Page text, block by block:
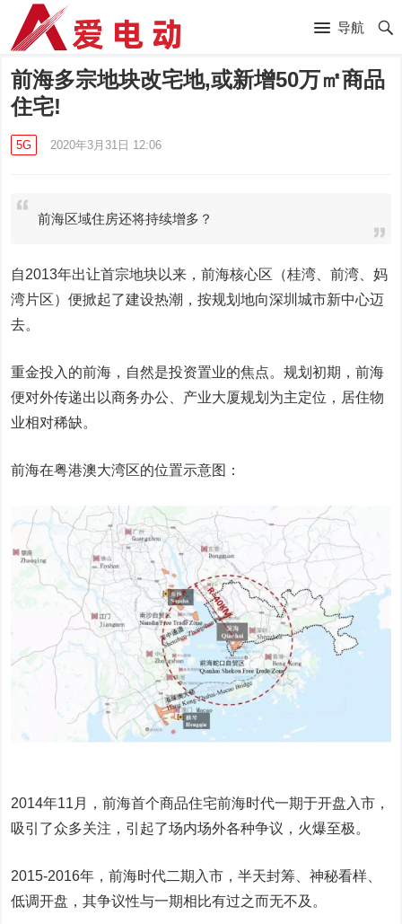
导航
前海多宗地块改宅地,或新增50万㎡商品
住宅!
5G 2020年3月31日 12:06
前海区域住房还将持续增多？
自2013年出让首宗地块以来，前海核心区（桂湾、前湾、妈
湾片区）便掀起了建设热潮，按规划地向深圳城市新中心迈
去。
重金投入的前海，自然是投资置业的焦点。规划初期，前海
便对外传递出以商务办公、产业大厦规划为主定位，居住物
业相对稀缺。
前海在粤港澳大湾区的位置示意图：
2014年11月，前海首个商品住宅前海时代一期于开盘入市，
吸引了众多关注，引起了场内场外各种争议，火爆至极。
2015-2016年，前海时代二期入市，半天封筹、神秘看样、
低调开盘，其争议性与一期相比有过之而无不及。